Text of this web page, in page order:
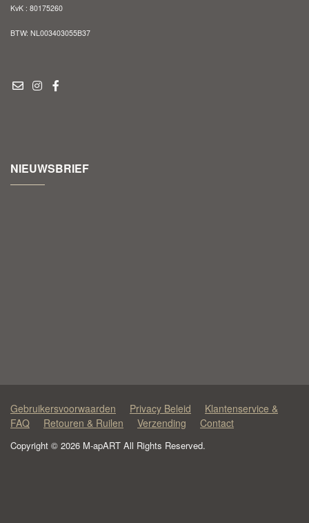
KvK : 80175260
BTW: NL003403055B37
NIEUWSBRIEF
Gebruikersvoorwaarden Privacy Beleid
Klantenservice &
FAQ
Retouren & Ruilen Verzending Contact
Copyright © 2026 M-apART All Rights Reserved.